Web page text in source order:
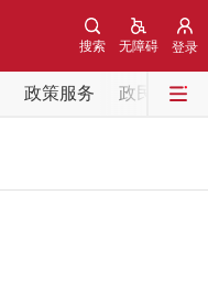
登录
无障碍
搜索
政策服务 政民互动